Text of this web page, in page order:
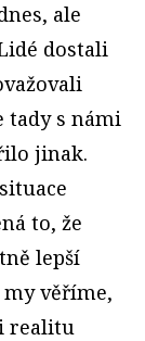
ale
dostali
tady s námi
jinak.
to, že
lepší
věříme,
realitu